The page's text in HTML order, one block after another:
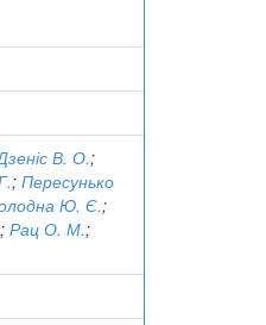
В. О.;
; Пересунько
Ю. Є.;
; Рац О. М.;